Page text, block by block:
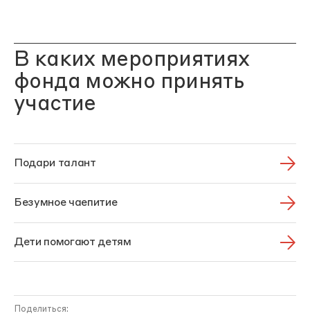
В каких мероприятиях
фонда можно принять
участие
Подари талант
Безумное чаепитие
Дети помогают детям
Поделиться: